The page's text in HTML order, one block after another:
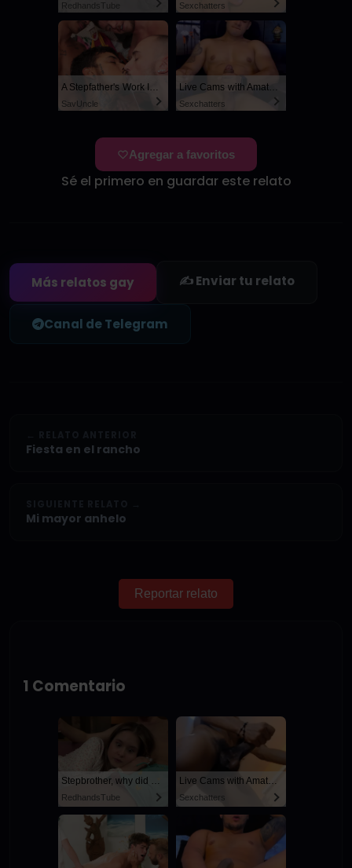
RedhandsTube Sexchatters
A Stepfather's Work Is Never Done
SayUncle
Live Cams with Amateur Men
Sexchatters
Agregar a favoritos
Sé el primero en guardar este relato
Más relatos gay ✍️ Enviar tu relato
Canal de Telegram
Fiesta en el rancho
Mi mayor anhelo
Reportar relato
1 Comentario
Stepbrother, why did you show me your dick? Now I want to fuck you with my wet pussy
RedhandsTube
Live Cams with Amateur Men
Sexchatters